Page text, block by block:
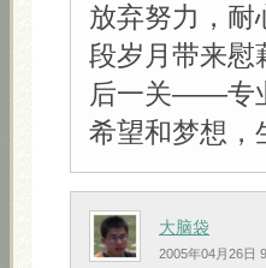
放弃努力，耐
段岁月带来慰
后一关——专
希望和梦想，
大脑袋
2005年04月26日